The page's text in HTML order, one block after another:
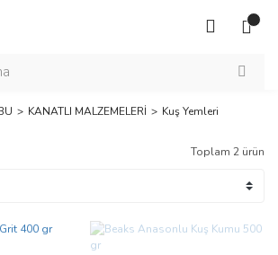
KANATLI MALZEMELERİ Kuş Yemleri
Toplam 2 ürün